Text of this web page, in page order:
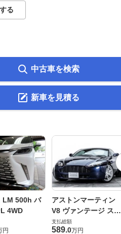
る
中古車を検索
新車を見積る
LM 500h バ
4WD
円
アストンマーティン
V8 ヴァンテージ スポ
ーツシフト
支払総額
589.0万円